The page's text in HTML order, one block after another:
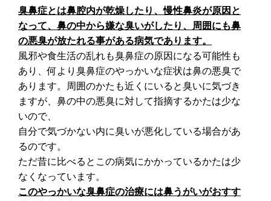
臭鼻症とは鼻腔内が乾燥したり、慢性鼻炎が原因と
なって、鼻の中から嫌な臭いがしたり、周囲にも鼻
の悪臭が放たれる事がある病気であります。
風邪や食生活の乱れも臭鼻症の原因になる可能性も
あり、何より臭鼻症のやっかいな症状は鼻の悪臭で
あります。周囲のかたも近くにいると臭いに気づき
ますが、鼻の中の悪臭に対して指摘するかたは少な
いので、
自分で気づかない内に臭いが悪化している場合があ
るのです。
ただ昔に比べるとこの病気にかかっているかたは少
なくなっています。
このやっかいな臭鼻症の治療には鼻うがいがおすす